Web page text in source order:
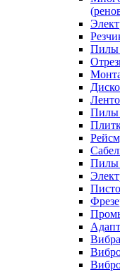
Пилы
Пилы
Пилы